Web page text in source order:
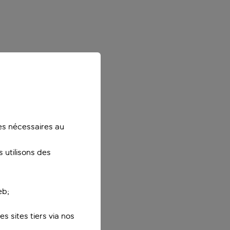
nécessaires au
utilisons des
sites tiers via nos